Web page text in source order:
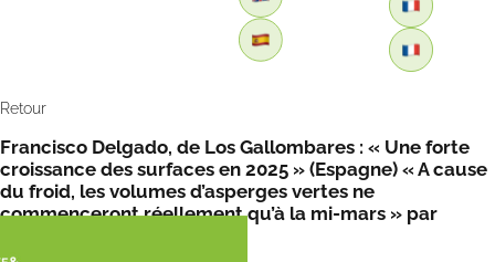
Retour
Francisco Delgado, de Los Gallombares : « Une forte
croissance des surfaces en 2025 » (Espagne) « A cause
du froid, les volumes d’asperges vertes ne
commenceront réellement qu’à la mi-mars » par